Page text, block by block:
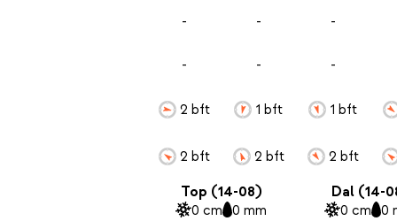
-
-
2 bft
2 bft
-
-
1 bft
2 bft
-
-
1 bft
2 bft
Top (14-08)
0 cm 0 mm
Dal (14-
0 cm 0